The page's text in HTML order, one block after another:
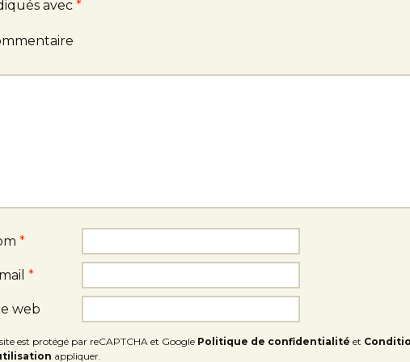
avec *
*
*
web
est protégé par reCAPTCHA et Google Politique de confidentialité et
appliquer.